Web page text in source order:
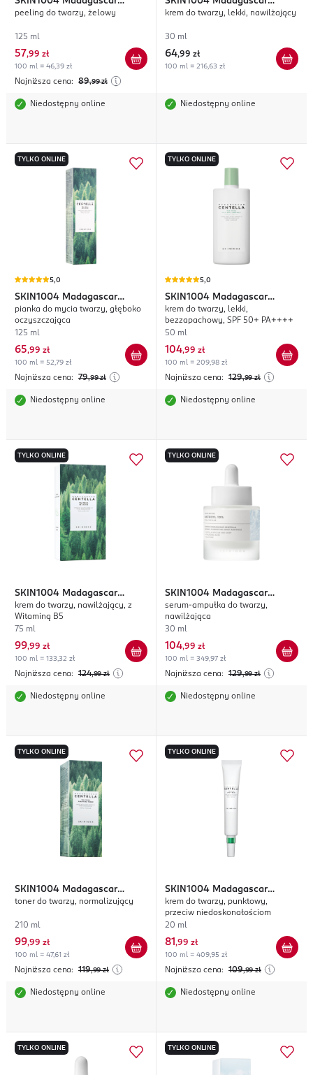
Centella Tea-Trica
peeling do twarzy, żelowy
125 ml
57,99 zł
100 ml = 46,39 zł
Najniższa cena: 89,99 zł
Niedostępny online
Centella
krem do twarzy, lekki, nawilżający
30 ml
64,99 zł
100 ml = 216,63 zł
Niedostępny online
TYLKO ONLINE
5,0
SKIN1004 Madagascar
Centella Tea-Trica
pianka do mycia twarzy, głęboko
oczyszczająca
125 ml
65,99 zł
100 ml = 52,79 zł
Najniższa cena: 79,99 zł
Niedostępny online
TYLKO ONLINE
5,0
SKIN1004 Madagascar
Centella Tea-Trica
krem do twarzy, lekki,
bezzapachowy, SPF 50+ PA++++
50 ml
104,99 zł
100 ml = 209,98 zł
Najniższa cena: 129,99 zł
Niedostępny online
TYLKO ONLINE
SKIN1004 Madagascar
Centella Tea-Trica
krem do twarzy, nawilżający, z
Witaminą B5
75 ml
99,99 zł
100 ml = 133,32 zł
Najniższa cena: 124,99 zł
Niedostępny online
TYLKO ONLINE
SKIN1004 Madagascar
Centella Matrixyl 10%
serum-ampułka do twarzy,
nawilżająca
30 ml
104,99 zł
100 ml = 349,97 zł
Najniższa cena: 129,99 zł
Niedostępny online
TYLKO ONLINE
SKIN1004 Madagascar
Centella Tea-Trica
toner do twarzy, normalizujący
210 ml
99,99 zł
100 ml = 47,61 zł
Najniższa cena: 119,99 zł
Niedostępny online
TYLKO ONLINE
SKIN1004 Madagascar
Centella Tea-Trica
krem do twarzy, punktowy,
przeciw niedoskonałościom
20 ml
81 ,99 zł
100 ml = 409,95 zł
Najniższa cena: 109,99 zł
Niedostępny online
TYLKO ONLINE TYLKO ONLINE